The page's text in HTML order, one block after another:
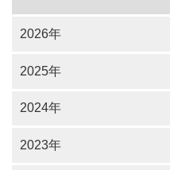
2026年
2025年
2024年
2023年